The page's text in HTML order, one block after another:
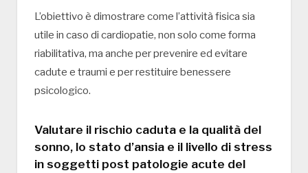
L’obiettivo è dimostrare come l’attività fisica sia
utile in caso di cardiopatie, non solo come forma
riabilitativa, ma anche per prevenire ed evitare
cadute e traumi e per restituire benessere
psicologico.
Valutare il rischio caduta e la qualità del
sonno, lo stato d’ansia e il livello di stress
in soggetti post patologie acute del